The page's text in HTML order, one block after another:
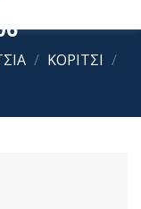
/ ΚΟΡΙΤΣΙ /